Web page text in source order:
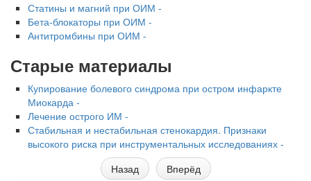
Статины и магний при ОИМ -
Бета-блокаторы при ОИМ -
Антитромбины при ОИМ -
Старые материалы
Купирование болевого синдрома при остром инфаркте
Миокарда -
Лечение острого ИМ -
Стабильная и нестабильная стенокардия. Признаки
высокого риска при инструментальных исследованиях -
Назад
Вперёд